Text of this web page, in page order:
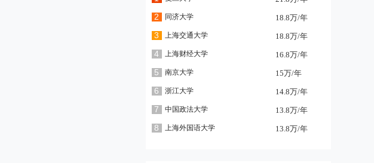
2 同济大学 18.8万/年
3 上海交通大学 18.8万/年
4 上海财经大学 16.8万/年
5 南京大学 15万/年
6 浙江大学 14.8万/年
7 中国政法大学 13.8万/年
8 上海外国语大学 13.8万/年